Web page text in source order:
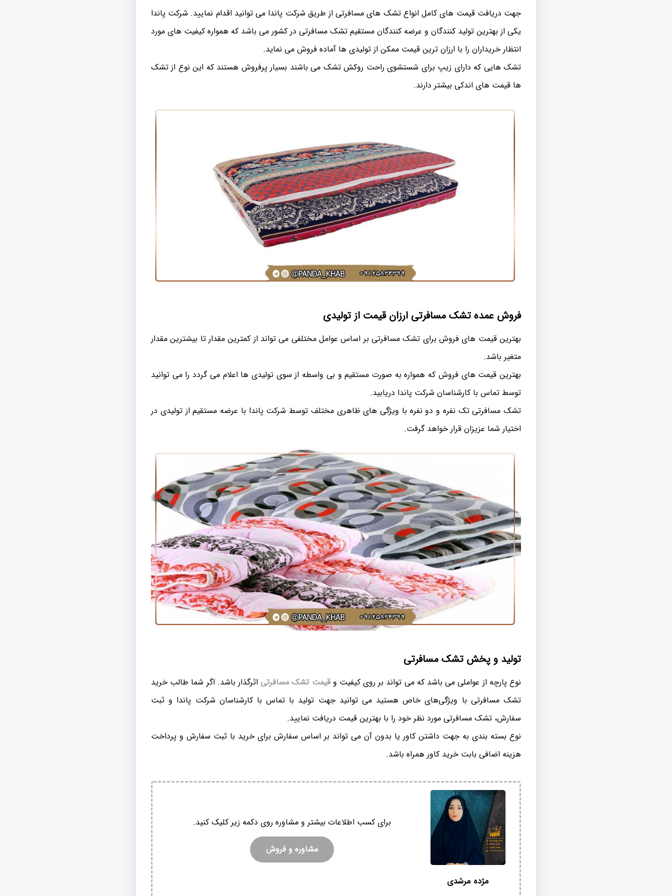
جهت دریافت قیمت های کامل انواع تشک های مسافرتی از طریق شرکت پاندا می توانید اقدام نمایید. شرکت پاندا
یکی از بهترین تولید کنندگان و عرضه کنندگان مستقیم تشک مسافرتی در کشور می باشد که همواره کیفیت های مورد
انتظار خریداران را با ارزان ترین قیمت ممکن از تولیدی ها آماده فروش می نماید.
تشک هایی که دارای زیپ برای شستشوی راحت روکش تشک می باشند بسیار پرفروش هستند که این نوع از تشک
ها قیمت های اندکی بیشتر دارند.
فروش عمده تشک مسافرتی ارزان قیمت از تولیدی
بهترین قیمت های فروش برای تشک مسافرتی بر اساس عوامل مختلفی می تواند از کمترین مقدار تا بیشترین مقدار
متغیر باشد.
بهترین قیمت های فروش که همواره به صورت مستقیم و بی واسطه از سوی تولیدی ها اعلام می گردد را می توانید
توسط تماس با کارشناسان شرکت پاندا دریابید.
تشک مسافرتی تک نفره و دو نفره با ویژگی های ظاهری مختلف توسط شرکت پاندا با عرضه مستقیم از تولیدی در
اختیار شما عزیزان قرار خواهد گرفت.
تولید و پخش تشک مسافرتی
نوع پارچه از عواملی می باشد که می تواند بر روی کیفیت و قیمت تشک مسافرتیاثرگذار باشد. اگر شما طالب خرید
تشک مسافرتی با ویژگی‌های خاص هستید می توانید جهت تولید با تماس با کارشناسان شرکت پاندا و ثبت
سفارش، تشک مسافرتی مورد نظر خود را با بهترین قیمت دریافت نمایید.
نوع بسته بندی به جهت داشتن کاور یا بدون آن می تواند بر اساس سفارش برای خرید با ثبت سفارش و پرداخت
هزینه اضافی بابت خرید کاور همراه باشد.
مژده مرشدی
برای کسب اطلاعات بیشتر و مشاوره روی دکمه زیر کلیک کنید.
مشاوره و فروش